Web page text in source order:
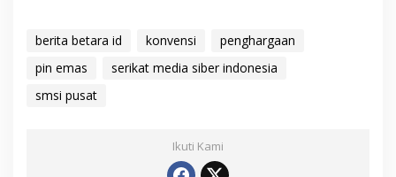
berita betara id konvensi
penghargaan
pin emas
serikat media siber indonesia
smsi pusat
Ikuti Kami